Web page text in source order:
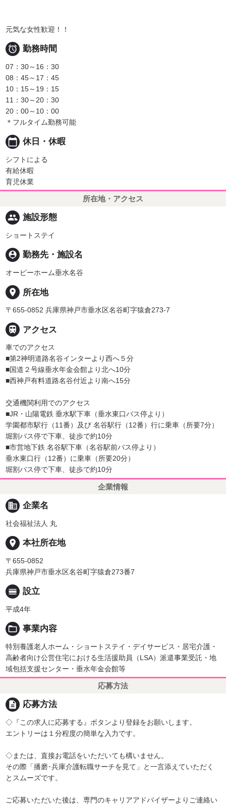
元気な女性歓迎！！
 勤務時間
07：30～16：30
08：45～17：45
10：15～19：15
11：30～20：30
20：00～10：00
＊フルタイム勤務可能
calendar_today 休日・休暇
シフトによる
有給休暇
育児休業
所在地・アクセス
people 施設形態
ショートステイ
person_pin 勤務先・施設名
オービーホーム垂水名谷
place 所在地
〒655-0852 兵庫県神戸市垂水区名谷町字猿倉273-7
 アクセス
車でのアクセス
■第2神明道路名谷インターより西へ５分
■国道２号線垂水年金会館より北へ10分
■西神戸有料道路名谷付近より南へ15分
交通機関利用でのアクセス
■JR・山陽電鉄 垂水駅下車（垂水東口バス停より）
学園都市駅行（11番）及び 名谷駅行（12番）行に乗車（所要7分）
堀割バス停で下車、徒歩で約10分
■市営地下鉄 名谷駅下車（名谷駅前バス停より）
垂水東口行（12番）に乗車（所要20分）
堀割バス停で下車、徒歩で約10分
企業情報
business 企業名
社会福祉法人 丸
place 本社所在地
〒655-0852
兵庫県神戸市垂水区名谷町字猿倉273番7
calendar_view_day 設立
平成4年
folder_open 事業内容
特別養護老人ホーム・ショートステイ・デイサービス・居宅介護・
高齢者向け公営住宅における生活援助員（LSA）派遣事業受託・地
域包括支援センター・垂水年金会館等
応募方法
description 応募方法
◇『この求人に応募する』ボタンより登録をお願いします。
エントリーは１分程度の簡単な入力です。
◇または、直接お電話をいただいても構いません。
その際「播磨･兵庫介護転職サーチを見て」と一言添えていただく
とスムーズです。
ご応募いただいた後は、専門のキャリアアドバイザーよりご連絡い